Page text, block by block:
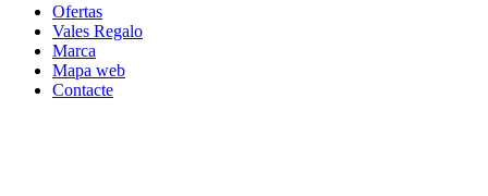
Ofertas
Vales Regalo
Marca
Mapa web
Contacte